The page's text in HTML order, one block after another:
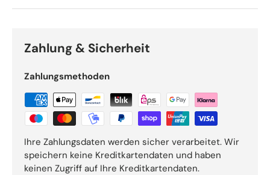
Zahlung & Sicherheit
Zahlungsmethoden
Ihre Zahlungsdaten werden sicher verarbeitet. Wir
speichern keine Kreditkartendaten und haben
keinen Zugriff auf Ihre Kreditkartendaten.